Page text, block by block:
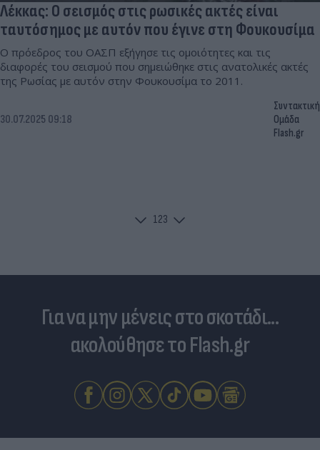
Λέκκας: Ο σεισμός στις ρωσικές ακτές είναι
ταυτόσημος με αυτόν που έγινε στη Φουκουσίμα
Ο πρόεδρος του ΟΑΣΠ εξήγησε τις ομοιότητες και τις
διαφορές του σεισμού που σημειώθηκε στις ανατολικές ακτές
της Ρωσίας με αυτόν στην Φουκουσίμα το 2011.
30.07.2025 09:18
Συντακτική
Ομάδα
Flash.gr
123
Για να μην μένεις στο σκοτάδι...
ακολούθησε το Flash.gr